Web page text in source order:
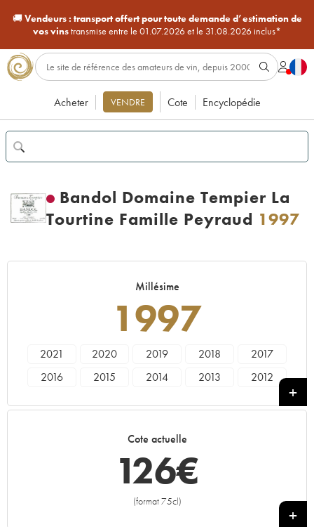
🚚Vendeurs : transport offert pour toute demande d’estimation de
vos vinstransmise entre le 01.07.2026 et le 31.08.2026 inclus*
Acheter VENDRE Cote Encyclopédie
Bandol Domaine Tempier La
Tourtine Famille Peyraud 1997
Millésime
1997
2021 2020 2019 2018
2017
2016
2015 2014 2013
2012
1998
1990
Cote actuelle
126€
(format 75cl)
+